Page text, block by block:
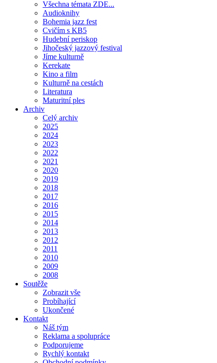
Všechna témata ZDE...
Audioknihy
Bohemia jazz fest
Cvičím s KB5
Hudební periskop
Jihočeský jazzový festival
Jíme kulturně
Kerekate
Kino a film
Kulturně na cestách
Literatura
Maturitní ples
Archiv
Celý archiv
2025
2024
2023
2022
2021
2020
2019
2018
2017
2016
2015
2014
2013
2012
2011
2010
2009
2008
Soutěže
Zobrazit vše
Probíhající
Ukončené
Kontakt
Náš tým
Reklama a spolupráce
Podporujeme
Rychlý kontakt